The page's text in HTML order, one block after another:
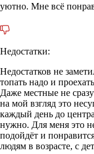
уютно. Мне всё
Недостатки:
Недостатков не
топать надо и
Даже местные не
на мой взгляд это
каждый день до
нужно. Для меня это
подойдёт и
людям в возрасте, с